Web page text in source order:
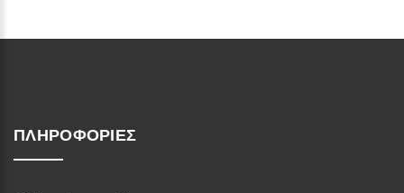
ΠΛΗΡΟΦΟΡΊΕΣ